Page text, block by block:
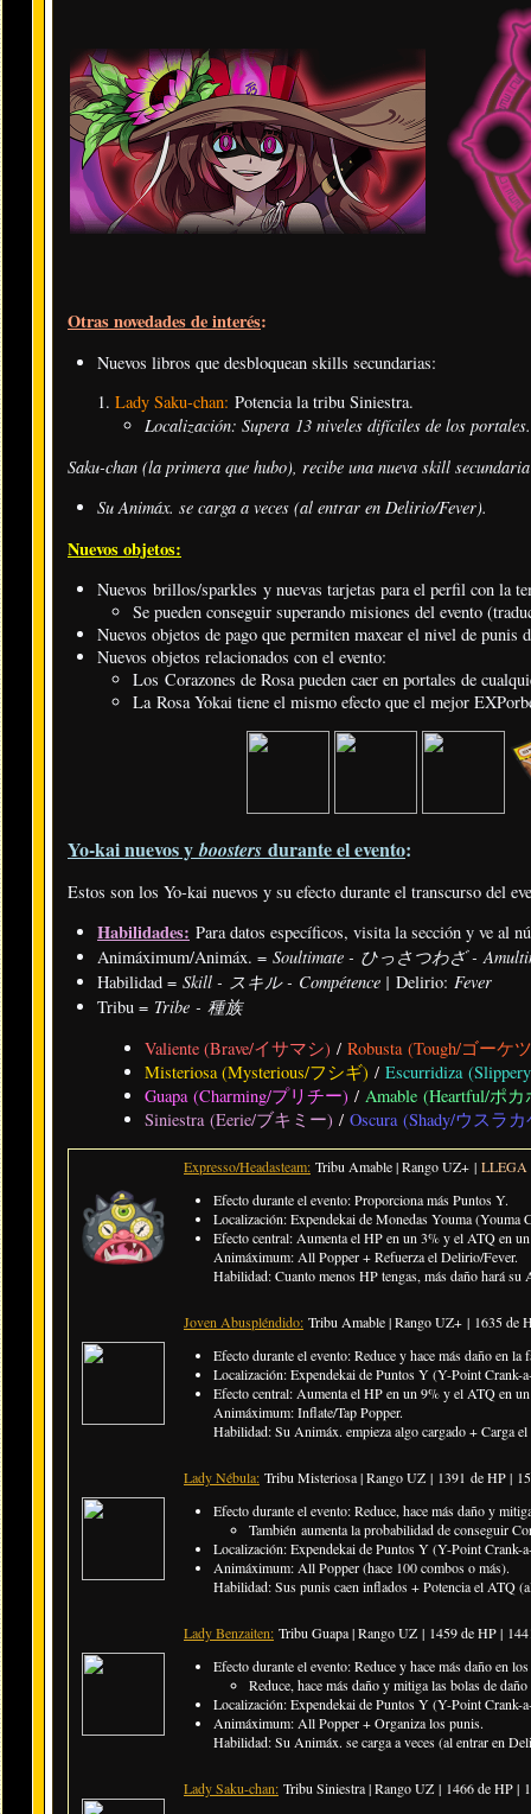
Otras novedades de interés:
Nuevos libros que desbloquean skills secundarias:
Lady Saku-chan: Potencia la tribu Siniestra.
Localización: Supera 13 niveles difíciles de los portales.
Saku-chan (la primera que hubo), recibe una nueva skill
Su Animáx. se carga a veces (al entrar en Delirio/Fever).
Nuevos objetos:
Nuevos brillos/sparkles y nuevas tarjetas para el perfil con la
Se pueden conseguir superando misiones del evento
Nuevos objetos de pago que permiten maxear el nivel de
Nuevos objetos relacionados con el evento:
Los Corazones de Rosa pueden caer en portales de
La Rosa Yokai tiene el mismo efecto que el mejor
Yo-kai nuevos yboosters durante el evento:
Estos son los Yo-kai nuevos y su efecto durante el transcurso del
Habilidades: Para datos específicos, visita la sección y ve al
Animáximum/Animáx. = Soultimate - ひっさつわざ -
Habilidad = Skill - スキル - Compétence | Delirio: Fever
Tribu = Tribe - 種族
Valiente (Brave/イサマシ) / Robusta (Tough/ゴーケ
Misteriosa (Mysterious/フシギ) / Escurridiza
Guapa (Charming/プリチー) / Amable (Heartful/ポ
Siniestra (Eerie/ブキミー) / Oscura (Shady/ウスラ
Expresso/Headasteam: Tribu Amable | Rango UZ+ | LLEGA
Efecto durante el evento: Proporciona más Puntos Y.
Localización: Expendekai de Monedas Youma (Youma
Efecto central: Aumenta el HP en un 3% y el ATQ en
Animáximum: All Popper + Refuerza el Delirio/Fever.
Habilidad: Cuanto menos HP tengas, más daño hará
Joven Abuspléndido: Tribu Amable | Rango UZ+ | 1635 de
Efecto durante el evento: Reduce y hace más daño en la
Localización: Expendekai de Puntos Y (Y-Point Crank-
Efecto central: Aumenta el HP en un 9% y el ATQ en
Animáximum: Inflate/Tap Popper.
Habilidad: Su Animáx. empieza algo cargado + Carga
Lady Nébula: Tribu Misteriosa | Rango UZ | 1391 de HP |
Efecto durante el evento: Reduce, hace más daño y
También aumenta la probabilidad de conseguir
Localización: Expendekai de Puntos Y (Y-Point Crank-
Animáximum: All Popper (hace 100 combos o más).
Habilidad: Sus punis caen inflados + Potencia el ATQ
Lady Benzaiten: Tribu Guapa | Rango UZ | 1459 de HP |
Efecto durante el evento: Reduce y hace más daño en
Reduce, hace más daño y mitiga las bolas de
Localización: Expendekai de Puntos Y (Y-Point Crank-
Animáximum: All Popper + Organiza los punis.
Habilidad: Su Animáx. se carga a veces (al entrar en
Lady Saku-chan: Tribu Siniestra | Rango UZ | 1466 de HP |